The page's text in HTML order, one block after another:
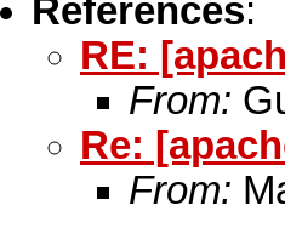
References:
RE:
From:
Re:
From: